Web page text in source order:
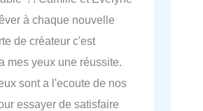
à chaque nouvelle
de créateur c'est
mes yeux une réussite.
sont a l'ecoute de nos
essayer de satisfaire